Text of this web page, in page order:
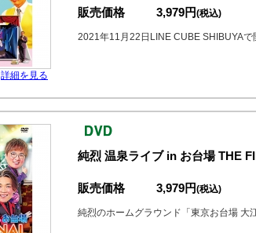
詳細を見る
販売価格 3,979円(税込)
2021年11月22日LINE CUBE SHIBUYAで
純烈 温泉ライブ in お台場 THE
販売価格 3,979円(税込)
純烈のホームグラウンド「東京お台場 大